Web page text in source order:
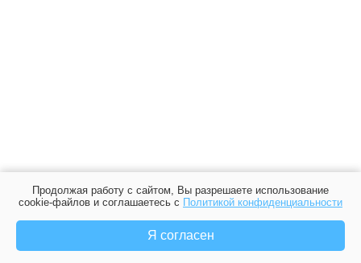
Продолжая работу с сайтом, Вы разрешаете использование
cookie-файлов и соглашаетесь с Политикой конфиденциальности
Я согласен